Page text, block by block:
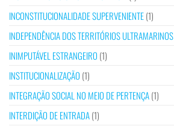
INCONSTITUCIONALIDADE SUPERVENIENTE(1)
INDEPENDÊNCIA DOS TERRITÓRIOS ULTRAMARINOS
INIMPUTÁVEL ESTRANGEIRO (1)
INSTITUCIONALIZAÇÃO (1)
INTEGRAÇÃO SOCIAL NO MEIO DE PERTENÇA(1)
INTERDIÇÃO DE ENTRADA(1)